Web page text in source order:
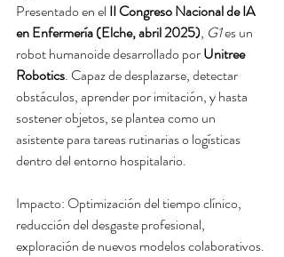
Presentado en el II Congreso Nacional de IA
en Enfermería (Elche, abril 2025), G1 es un
robot humanoide desarrollado por Unitree
Robotics. Capaz de desplazarse, detectar
obstáculos, aprender por imitación, y hasta
sostener objetos, se plantea como un
asistente para tareas rutinarias o logísticas
dentro del entorno hospitalario.
Impacto: Optimización del tiempo clínico,
reducción del desgaste profesional,
exploración de nuevos modelos colaborativos.